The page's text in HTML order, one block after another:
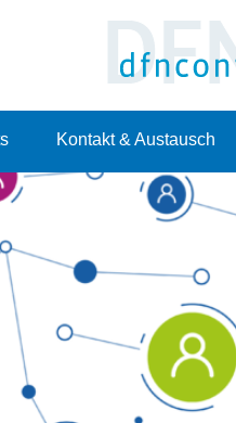
Kontakt & Austausch